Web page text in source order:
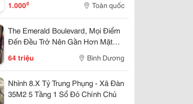
1.000₫ Toàn quốc
The Emerald Boulevard, Mọi Điểm
Đến Đều Trở Nên Gần Hơn Mặt
64 triệu Bình Dương
Nhỉnh 8.X Tỷ Trung Phụng - Xã Đàn
35M2 5 Tầng 1 Sổ Đỏ Chính Chủ